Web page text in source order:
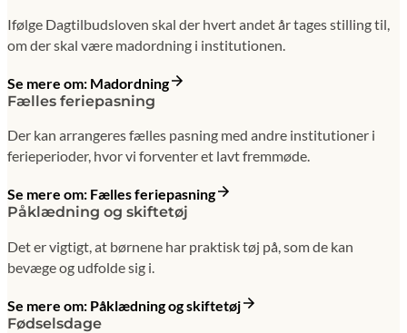
Ifølge Dagtilbudsloven skal der hvert andet år tages stilling til,
om der skal være madordning i institutionen.
Se mere om: Madordning
Fælles feriepasning
Der kan arrangeres fælles pasning med andre institutioner i
ferieperioder, hvor vi forventer et lavt fremmøde.
Se mere om: Fælles feriepasning
Påklædning og skiftetøj
Det er vigtigt, at børnene har praktisk tøj på, som de kan
bevæge og udfolde sig i.
Se mere om: Påklædning og skiftetøj
Fødselsdage